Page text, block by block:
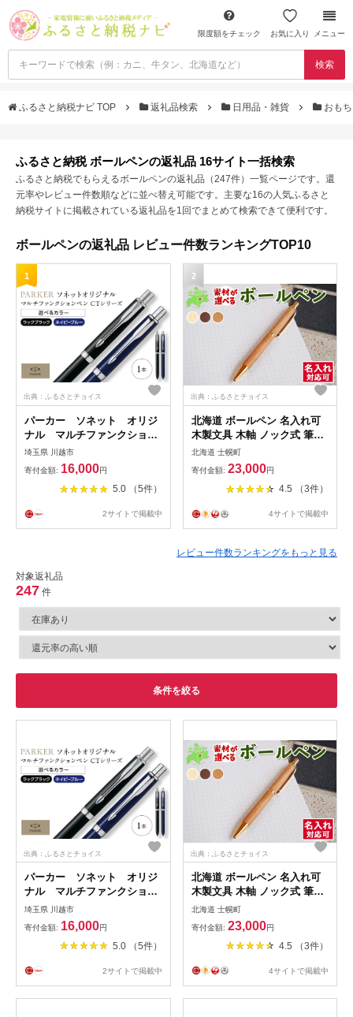
限度額をチェック お気に入り メニュー
検索
ふるさと納税ナビ TOP 返礼品検索 日用品・雑貨 おも
ふるさと納税 ボールペンの返礼品 16サイト一括検索
ふるさと納税でもらえるボールペンの返礼品（247件）一覧ページです。還
元率やレビュー件数順などに並べ替え可能です。主要な16の人気ふるさと
納税サイトに掲載されている返礼品を1回でまとめて検索できて便利です。
ボールペンの返礼品 レビュー件数ランキングTOP10
1
出典：ふるさとチョイス
パーカー ソネット オリジ
ナル マルチファンクション
ペン CTシリーズ ／ ボール
ペン 多機能ペン 1本3役 ビジ
ネス スタイリッシュ エレガ
ント 高級 ギフトケース
埼玉県 川越市
寄付金額: 16,000円
5.0 （5件）
2サイトで掲載中
2
出典：ふるさとチョイス
北海道 ボールペン 名入れ可
木製文具 木軸 ノック式 筆記
具 文房具 文具 筆記用具 メー
プル材 ブラックウォールナッ
ト材 サクラ材 天然木 木製 雑
貨 おしゃれ ナチュラル 職人
【B04】
北海道 士幌町
寄付金額: 23,000円
4.5 （3件）
4サイトで掲載中
レビュー件数ランキングをもっと見る
対象返礼品
247 件
条件を絞る
出典：ふるさとチョイス
パーカー ソネット オリジ
ナル マルチファンクション
ペン CTシリーズ ／ ボール
ペン 多機能ペン 1本3役 ビジ
ネス スタイリッシュ エレガ
ント 高級 ギフトケース
埼玉県 川越市
寄付金額: 16,000円
5.0 （5件）
2サイトで掲載中
出典：ふるさとチョイス
北海道 ボールペン 名入れ可
木製文具 木軸 ノック式 筆記
具 文房具 文具 筆記用具 メー
プル材 ブラックウォールナッ
ト材 サクラ材 天然木 木製 雑
貨 おしゃれ ナチュラル 職人
【B04】
北海道 士幌町
寄付金額: 23,000円
4.5 （3件）
4サイトで掲載中